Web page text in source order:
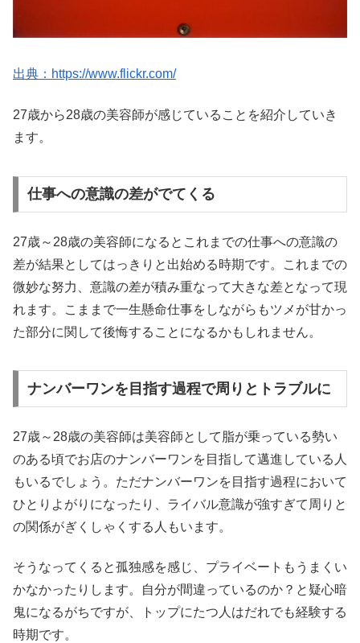
出典：https://www.flickr.com/
27歳から28歳の美容師が感じていることを紹介していき
ます。
仕事への意識の差がでてくる
27歳～28歳の美容師になるとこれまでの仕事への意識の
差が結果としてはっきりと出始める時期です。これまでの
微妙な努力、意識の差が積み重なって大きな差となって現
れます。こままで一生懸命仕事をしながらもツメが甘かっ
た部分に関して後悔することになるかもしれません。
ナンバーワンを目指す過程で周りとトラブルに
27歳～28歳の美容師は美容師として脂が乗っている勢い
のある頃でお店のナンバーワンを目指して邁進している人
もいるでしょう。ただナンバーワンを目指す過程において
ひとりよがりになったり、ライバル意識が強すぎて周りと
の関係がぎくしゃくする人もいます。
そうなってくると孤独感を感じ、プライベートもうまくい
かなかったりします。自分が間違っているのか？と疑心暗
鬼になるがちですが、トップにたつ人はだれでも経験する
時期です。